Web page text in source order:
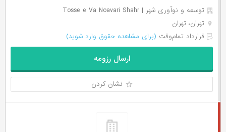
توسعه و نوآوری شهر | Tosse e Va Noavari Shahr
تهران، تهران
قرارداد تمام‌وقت (برای مشاهده حقوق وارد شوید)
ارسال رزومه
نشان کردن